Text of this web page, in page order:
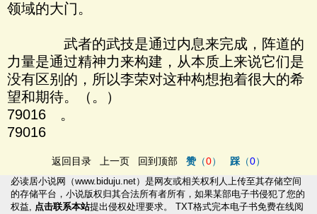
领域的大门。
武者的武技是通过内息来完成，阵道的
力量是通过精神力来构建，从本质上来说它们是
没有区别的，所以李荣对这种构想抱着很大的希
望和期待。（。）
79016 。
79016
返回目录 上一页 回到顶部 赞 （0） 踩 （0）
必读居小说网 （www.biduju.net）是网友或相关权利人上传至其存储空间
的存储平台，小说版权归其合法所有者所有，如果某部电子书侵犯了您的
权益, 点击联系本站提出侵权处理要求。 TXT格式完本电子书免费在线阅